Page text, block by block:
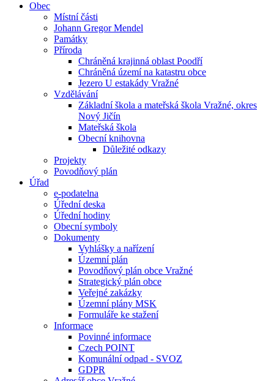
Obec
Místní části
Johann Gregor Mendel
Památky
Příroda
Chráněná krajinná oblast Poodří
Chráněná území na katastru obce
Jezero U estakády Vražné
Vzdělávání
Základní škola a mateřská škola Vražné, okres
Nový Jičín
Mateřská škola
Obecní knihovna
Důležité odkazy
Projekty
Povodňový plán
Úřad
e-podatelna
Úřední deska
Úřední hodiny
Obecní symboly
Dokumenty
Vyhlášky a nařízení
Územní plán
Povodňový plán obce Vražné
Strategický plán obce
Veřejné zakázky
Územní plány MSK
Formuláře ke stažení
Informace
Povinné informace
Czech POINT
Komunální odpad - SVOZ
GDPR